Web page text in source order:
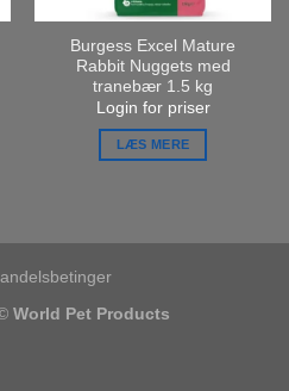
Burgess Excel Mature
Rabbit Nuggets med
tranebær 1.5 kg
Login for priser
LÆS MERE
World Pet Products